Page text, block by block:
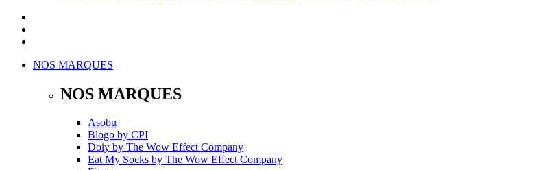
NOS MARQUES
NOS MARQUES
Asobu
Blogo by CPI
Doiy by The Wow Effect Company
Eat My Socks by The Wow Effect Company